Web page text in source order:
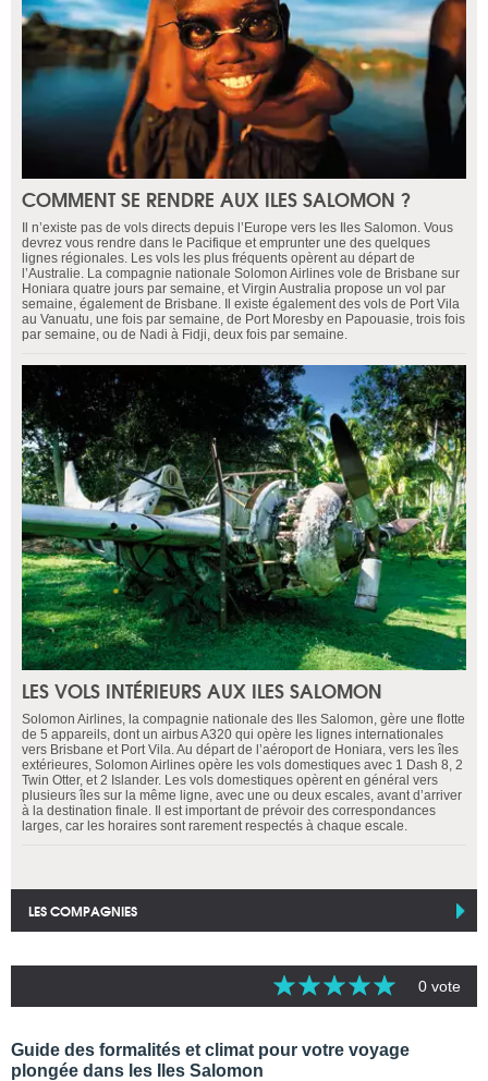
COMMENT SE RENDRE AUX ILES SALOMON ?
Il n’existe pas de vols directs depuis l’Europe vers les Iles Salomon. Vous
devrez vous rendre dans le Pacifique et emprunter une des quelques
lignes régionales. Les vols les plus fréquents opèrent au départ de
l’Australie. La compagnie nationale Solomon Airlines vole de Brisbane sur
Honiara quatre jours par semaine, et Virgin Australia propose un vol par
semaine, également de Brisbane. Il existe également des vols de Port Vila
au Vanuatu, une fois par semaine, de Port Moresby en Papouasie, trois fois
par semaine, ou de Nadi à Fidji, deux fois par semaine.
LES VOLS INTÉRIEURS AUX ILES SALOMON
Solomon Airlines, la compagnie nationale des Iles Salomon, gère une flotte
de 5 appareils, dont un airbus A320 qui opère les lignes internationales
vers Brisbane et Port Vila. Au départ de l’aéroport de Honiara, vers les îles
extérieures, Solomon Airlines opère les vols domestiques avec 1 Dash 8, 2
Twin Otter, et 2 Islander. Les vols domestiques opèrent en général vers
plusieurs îles sur la même ligne, avec une ou deux escales, avant d’arriver
à la destination finale. Il est important de prévoir des correspondances
larges, car les horaires sont rarement respectés à chaque escale.
LES COMPAGNIES
0 vote
Guide des formalités et climat pour votre voyage
plongée dans les Iles Salomon